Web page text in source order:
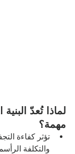
لماذا تُعدّ
مهمة؟
تؤثر كفاءة
والتكلفة